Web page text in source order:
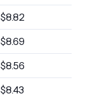
$8.82
$8.69
$8.56
$8.43